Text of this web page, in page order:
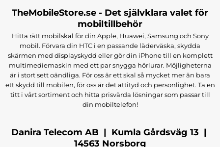
TheMobileStore.se - Det självklara valet för
mobiltillbehör
Hitta rätt mobilskal för din Apple, Huawei, Samsung och Sony
mobil. Förvara din HTC i en passande läderväska, skydda
skärmen med displayskydd eller gör din iPhone till en komplett
multimediemaskin med ett par snygga hörlurar. Möjligheterna
är i stort sett oändliga. För oss är ett skal så mycket mer än bara
ett skydd till mobilen, för oss är det attityd och personlighet. Ta en
titt i vårt sortiment och hitta prisvärda lösningar som passar till
din mobiltelefon!
Danira Telecom AB | Kumla Gårdsväg 13 |
14563 Norsborg